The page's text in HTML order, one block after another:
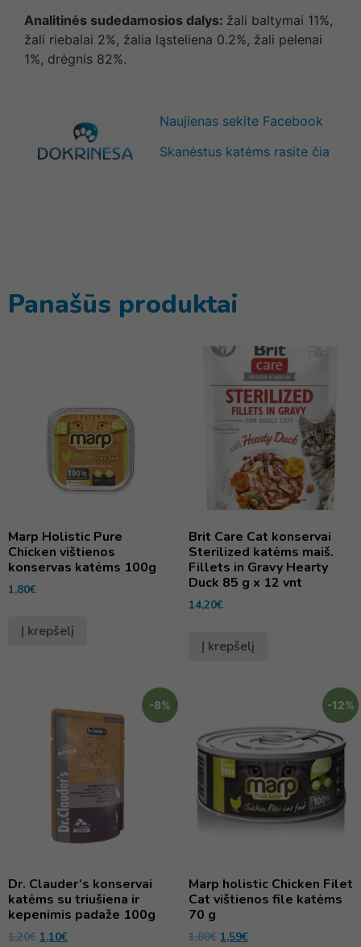
Analitinės sudedamosios dalys: žali baltymai 11%,
žali riebalai 2%, žalia ląsteliena 0.2%, žali pelenai
1%, drėgnis 82%.
Naujienas sekite Facebook
Skanėstus katėms rasite čia
Panašūs produktai
Marp Holistic Pure
Chicken vištienos
konservas katėms 100g
1,80€
Į krepšelį
Brit Care Cat konservai
Sterilized katėms maiš.
Fillets in Gravy Hearty
Duck 85 g x 12 vnt
14,20€
Į krepšelį
-8%
Dr. Clauder’s konservai
katėms su triušiena ir
kepenimis padaže 100g
1,20€ 1,10€
-12%
Marp holistic Chicken Filet
Cat vištienos file katėms
70 g
1,80€ 1,59€